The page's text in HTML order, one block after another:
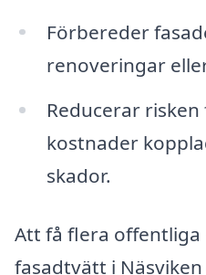
Förbereder
renoveringar
Reducerar
kostnader
skador.
Att få flera
fasadtvätt i